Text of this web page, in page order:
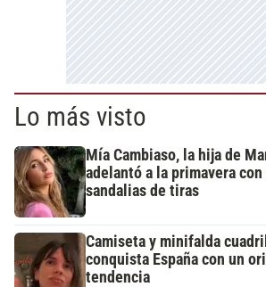
Lo más visto
Mía Cambiaso, la hija de
adelantó a la primavera
sandalias de tiras
Camiseta y minifalda
conquista España con un
tendencia